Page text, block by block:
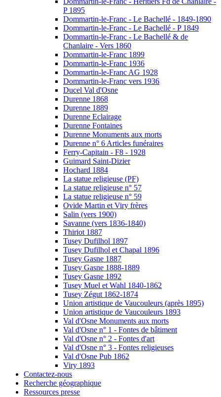
P 1895
Dommartin-le-Franc - Le Bachellé - 1849-1890
Dommartin-le-Franc - Le Bachellé - P 1849
Dommartin-le-Franc - Le Bachellé & de
Chanlaire - Vers 1860
Dommartin-le-Franc 1899
Dommartin-le-Franc 1936
Dommartin-le-Franc AG 1928
Dommartin-le-Franc vers 1936
Ducel Val d'Osne
Durenne 1868
Durenne 1889
Durenne Eclairage
Durenne Fontaines
Durenne Monuments aux morts
Durenne n° 6 Articles funéraires
Ferry-Capitain - F8 - 1928
Guimard Saint-Dizier
Hochard 1884
La statue religieuse (PF)
La statue religieuse n° 57
La statue religieuse n° 59
Ovide Martin et Viry frères
Salin (vers 1900)
Savanne (vers 1836-1840)
Thiriot 1887
Tusey Dufilhol 1897
Tusey Dufilhol et Chapal 1896
Tusey Gasne 1887
Tusey Gasne 1888-1889
Tusey Gasne 1892
Tusey Muel et Wahl 1840-1862
Tusey Zégut 1862-1874
Union artistique de Vaucouleurs (après 1895)
Union artistique de Vaucouleurs 1893
Val d'Osne Monuments aux morts
Val d'Osne n° 1 - Fontes de bâtiment
Val d'Osne n° 2 - Fontes d'art
Val d'Osne n° 3 - Fontes religieuses
Val d'Osne Pub 1862
Viry 1893
Contactez-nous
Recherche géographique
Ressources presse